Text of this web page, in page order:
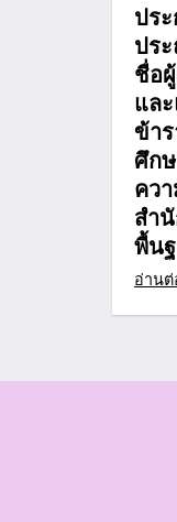
ปร
ปร
ชื่อ
แล
ข้า
ศึก
คว
สำ
พื้น
อ่านต่